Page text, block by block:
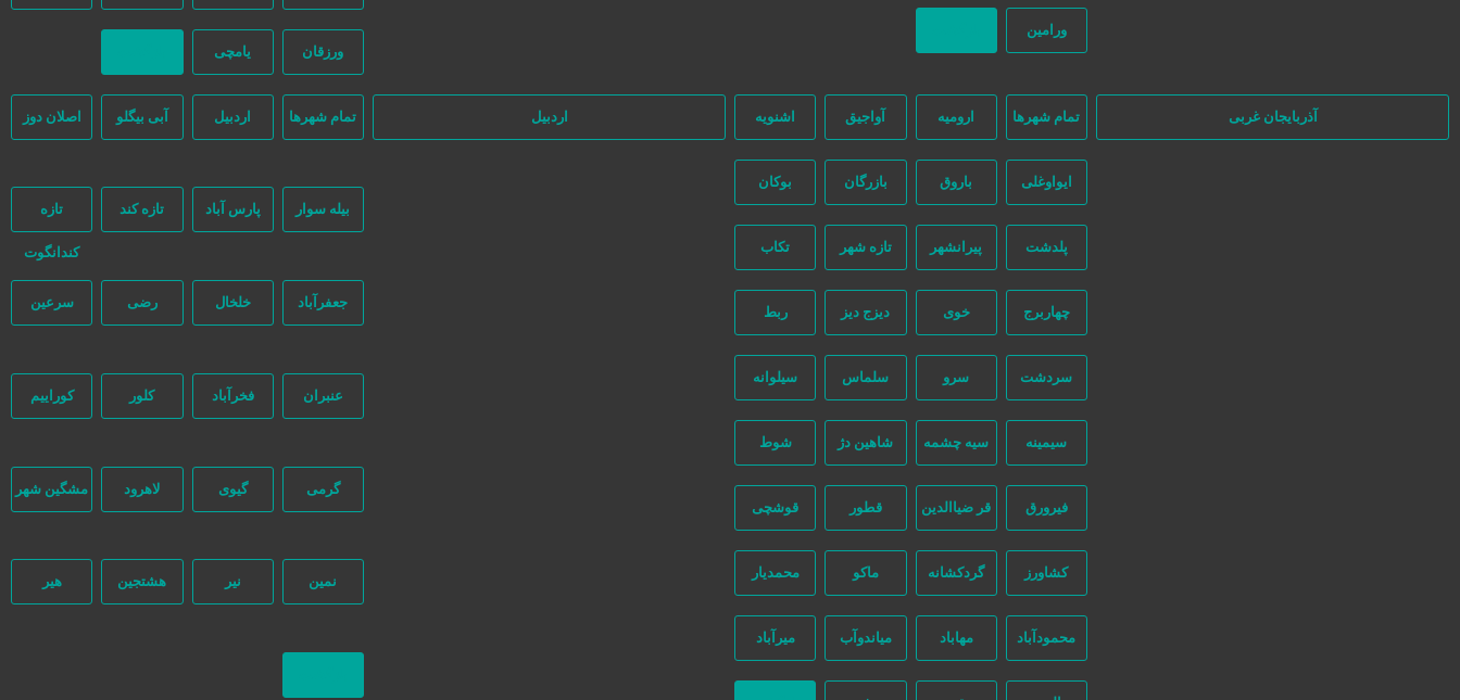
ورامین
ورزقان یامچی
آذربایجان غربی تمام شهر‌ها ارومیه آواجیق اشنویه
ایواوغلی باروق بازرگان بوکان
پلدشت پیرانشهر تازه شهر تکاب
چهاربرج خوی دیزج دیز ربط
سردشت سرو سلماس سیلوانه
سیمینه سیه چشمه شاهین دژ شوط
فیرورق قر ضیاالدین قطور قوشچی
کشاورز گردکشانه ماکو محمدیار
محمودآباد مهاباد میاندوآب میرآباد
اردبیل تمام شهر‌ها اردبیل آبی بیگلو اصلان دوز
بیله سوار پارس آباد تازه کند تازه
کندانگوت
جعفرآباد خلخال رضی سرعین
عنبران فخرآباد کلور کوراییم
گرمی گیوی لاهرود مشگین شهر
نمین نیر هشتجین هیر